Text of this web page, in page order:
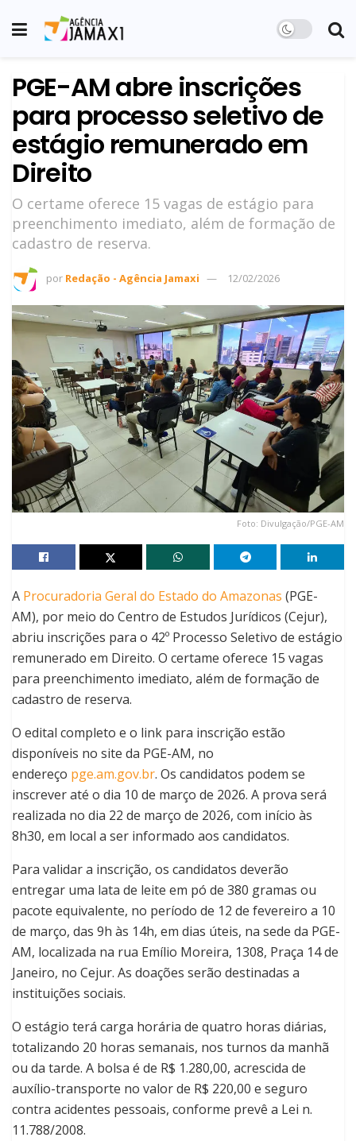
PGE-AM abre inscrições
para processo seletivo de
estágio remunerado em
Direito
O certame oferece 15 vagas de estágio para
preenchimento imediato, além de formação de
cadastro de reserva.
por Redação - Agência Jamaxi 12/02/2026
Foto: Divulgação/PGE-AM
A Procuradoria Geral do Estado do Amazonas (PGE-
AM), por meio do Centro de Estudos Jurídicos (Cejur),
abriu inscrições para o 42º Processo Seletivo de estágio
remunerado em Direito. O certame oferece 15 vagas
para preenchimento imediato, além de formação de
cadastro de reserva.
O edital completo e o link para inscrição estão
disponíveis no site da PGE-AM, no
endereço pge.am.gov.br. Os candidatos podem se
inscrever até o dia 10 de março de 2026. A prova será
realizada no dia 22 de março de 2026, com início às
8h30, em local a ser informado aos candidatos.
Para validar a inscrição, os candidatos deverão
entregar uma lata de leite em pó de 380 gramas ou
pacote equivalente, no período de 12 de fevereiro a 10
de março, das 9h às 14h, em dias úteis, na sede da PGE-
AM, localizada na rua Emílio Moreira, 1308, Praça 14 de
Janeiro, no Cejur. As doações serão destinadas a
instituições sociais.
O estágio terá carga horária de quatro horas diárias,
totalizando 20 horas semanais, nos turnos da manhã
ou da tarde. A bolsa é de R$ 1.280,00, acrescida de
auxílio-transporte no valor de R$ 220,00 e seguro
contra acidentes pessoais, conforme prevê a Lei n.
11.788/2008.